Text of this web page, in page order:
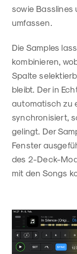
sowie Basslines
umfassen.
Die Samples
kombinieren,
Spalte
bleibt. Der in
automatisch zu
synchronisiert,
gelingt. Der
Fenster
des 2-Deck-
mit den Songs